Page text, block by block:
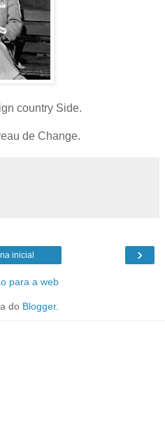
country Side.
de Change.
›
inicial
para a web
do Blogger.